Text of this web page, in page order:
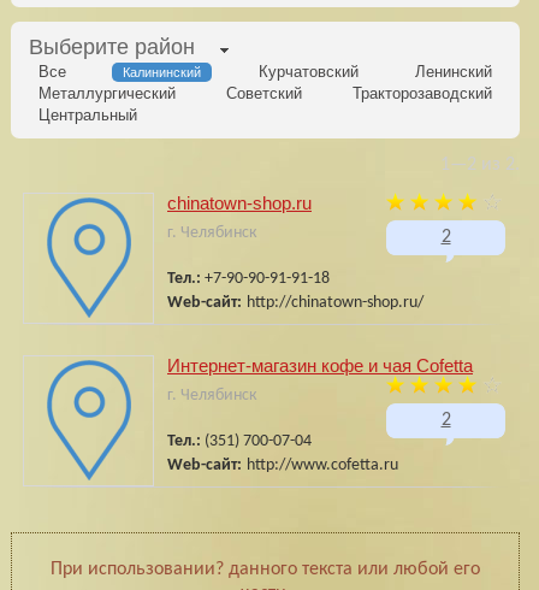
Выберите район
Все Калининский Курчатовский
Ленинский
Металлургический
Советский
Тракторозаводский
Центральный
1—2 из 2.
chinatown-shop.ru
2
г. Челябинск
Тел.: +7-90-90-91-91-18
Web-сайт: http://chinatown-shop.ru/
Интернет-магазин кофе и чая Cofetta
2
г. Челябинск
Тел.: (351) 700-07-04
Web-сайт: http://www.cofetta.ru
При использовании? данного текста или любой его